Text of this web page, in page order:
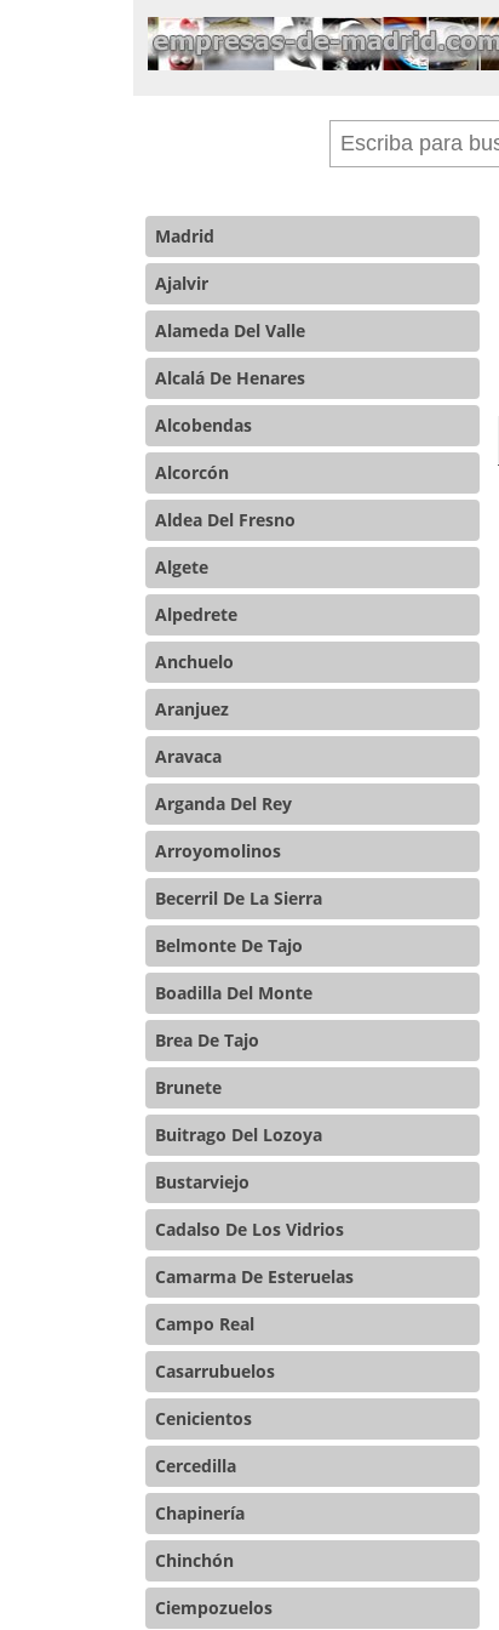
Madrid
Ajalvir
Alameda Del Valle
Alcalá De Henares
Alcobendas
Alcorcón
Aldea Del Fresno
Algete
Alpedrete
Anchuelo
Aranjuez
Aravaca
Arganda Del Rey
Arroyomolinos
Becerril De La Sierra
Belmonte De Tajo
Boadilla Del Monte
Brea De Tajo
Brunete
Buitrago Del Lozoya
Bustarviejo
Cadalso De Los Vidrios
Camarma De Esteruelas
Campo Real
Casarrubuelos
Cenicientos
Cercedilla
Chapinería
Chinchón
Ciempozuelos